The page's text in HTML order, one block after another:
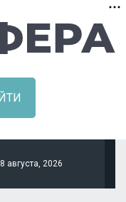
8 августа, 2026